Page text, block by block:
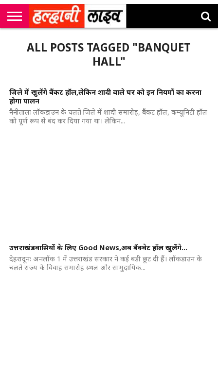
कॉर्नर
उत्तराखंड
न्यूज़
मनोरंजन
सम्पादकीय
अलर्ट्स
ALL POSTS TAGGED "BANQUET
HALL"
जिले में खुलेंगे बैंकट हॉल,लेकिन शादी वाले घर को इन नियमों का करना
होगा पालन
नैनीतालः लॉकडाउन के चलते जिले में शादी समारोह, बैंकट हॉल, कम्यूनिटी हॉल
को पूर्ण रूप से बंद कर दिया गया था। लेकिन...
उत्तराखंडवासियों के लिए Good News,अब बैंक्वेट हॉल खुलेंगे…
देहरादूनः अनलॉक 1 में उत्तराखंड सरकार ने कई बड़ी छूट दी हैं। लॉकडाउन के
चलते राज्य के विवाह समारोह स्थल और सामुदायिक...